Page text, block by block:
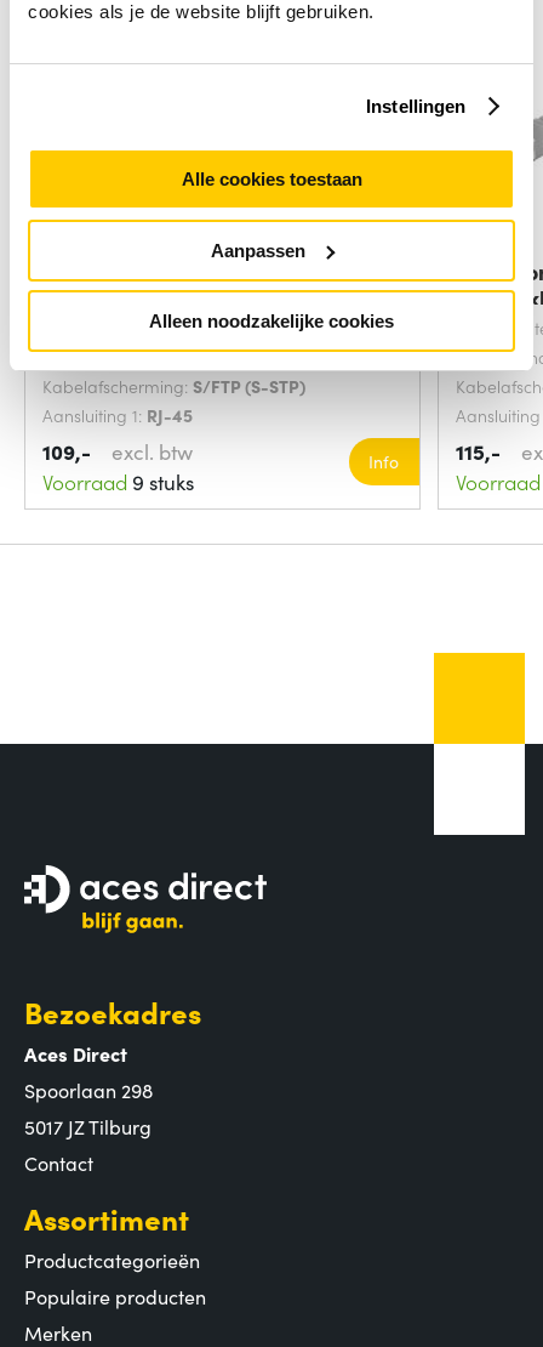
cookies als je de website blijft gebruiken.
Instellingen
Alle cookies toestaan
Aanpassen
Alleen noodzakelijke cookies
ACT Blauw 20 meter S/FTP CAT6A
B2ca PoE++
20 Meters
Kabel standaard:Cat6a
Kabelafscherming: S/FTP (S-STP)
Aansluiting 1: RJ-45
109,-
excl. btw
Voorraad 9 stuks
Info
Kabel
115,-
Voorraad
Bezoekadres
Aces Direct
Spoorlaan 298
5017 JZ Tilburg
Contact
Assortiment
Productcategorieën
Populaire producten
Merken